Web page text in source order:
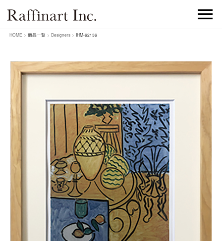
HOME > 商品一覧 > Designers > IHM-62136